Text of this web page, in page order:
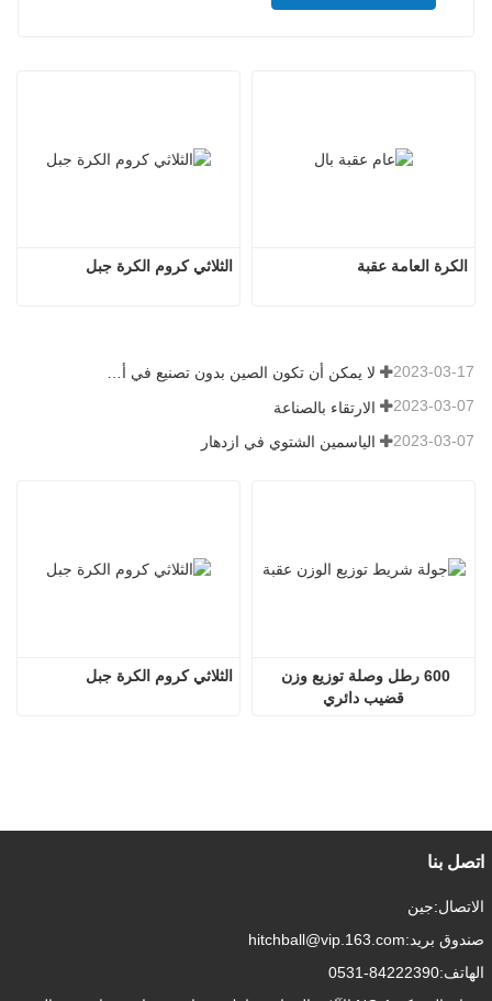
الثلاثي كروم الكرة جبل الكرة العامة عقبة
لا يمكن أن تكون الصين بدون تصنيع في أي وقت 2023-03-17
الارتقاء بالصناعة 2023-03-07
الياسمين الشتوي في ازدهار 2023-03-07
الثلاثي كروم الكرة جبل
قضيب دائري
اتصل بنا
الاتصال:جين
صندوق بريد:hitchball@vip.163.com
الهاتف:0531-84222390